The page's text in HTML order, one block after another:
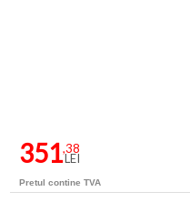
351,38
LEI
Pretul contine TVA